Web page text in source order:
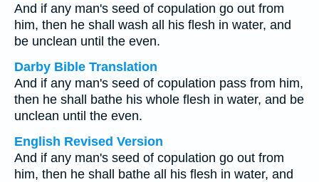
And if any man's seed of copulation go out from
him, then he shall wash all his flesh in water, and
be unclean until the even.
Darby Bible Translation
And if any man's seed of copulation pass from him,
then he shall bathe his whole flesh in water, and be
unclean until the even.
English Revised Version
And if any man's seed of copulation go out from
him, then he shall bathe all his flesh in water, and